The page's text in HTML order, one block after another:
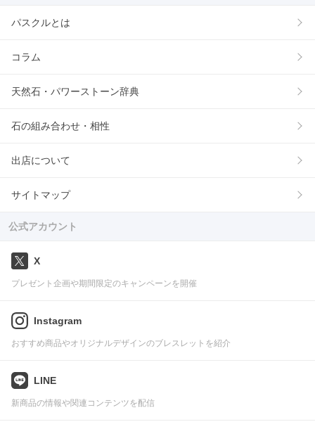
パスクルとは
コラム
天然石・パワーストーン辞典
石の組み合わせ・相性
出店について
サイトマップ
公式アカウント
X
プレゼント企画や期間限定のキャンペーンを開催
Instagram
おすすめ商品やオリジナルデザインのブレスレットを紹介
LINE
新商品の情報や関連コンテンツを配信